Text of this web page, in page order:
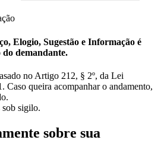
Elogio, Sugestão e Informação é
do demandante.
no Artigo 212, § 2º, da Lei
Caso queira acompanhar o andamento,
sob sigilo.
sobre sua